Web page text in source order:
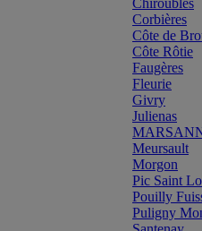
Corbières
Côte de
Côte Rôtie
Faugères
Fleurie
Givry
Julienas
Meursault
Morgon
Pic Saint
Pouilly
Puligny